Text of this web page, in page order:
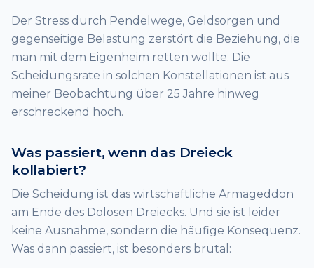
Der Stress durch Pendelwege, Geldsorgen und
gegenseitige Belastung zerstört die Beziehung, die
man mit dem Eigenheim retten wollte. Die
Scheidungsrate in solchen Konstellationen ist aus
meiner Beobachtung über 25 Jahre hinweg
erschreckend hoch.
Was passiert, wenn das Dreieck
kollabiert?
Die Scheidung ist das wirtschaftliche Armageddon
am Ende des Dolosen Dreiecks. Und sie ist leider
keine Ausnahme, sondern die häufige Konsequenz.
Was dann passiert, ist besonders brutal: